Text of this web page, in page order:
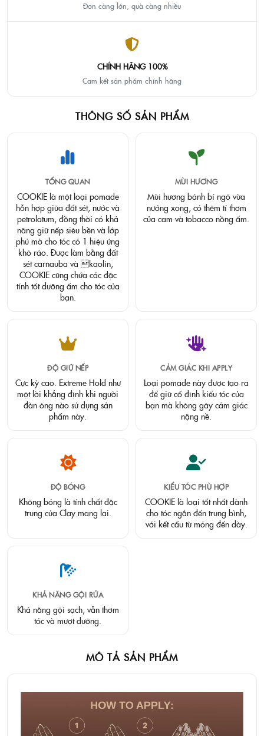
Đơn càng lớn, quà càng nhiều
CHÍNH HÃNG 100%
Cam kết sản phẩm chính hãng
THÔNG SỐ SẢN PHẨM
TỔNG QUAN
COOKIE là một loại pomade
hỗn hợp giữa đất sét, nước và
petrolatum, đồng thời có khả
năng giữ nếp siêu bền và lớp
phủ mờ cho tóc có 1 hiệu ứng
khô ráo. Được làm bằng đất
sét carnauba và kaolin,
COOKIE cũng chứa các đặc
tính tốt dưỡng ẩm cho tóc của
bạn.
MÙI HƯƠNG
Mùi hương bánh bí ngô vừa
nướng xong, có thêm tí thơm
của cam và tobacco nồng ấm.
ĐỘ GIỮ NẾP
Cực kỳ cao. Extreme Hold như
một lời khẳng định khi người
đàn ông nào sử dụng sản
phẩm này.
CẢM GIÁC KHI APPLY
Loại pomade này được tạo ra
để giữ cố định kiểu tóc của
bạn mà không gây cảm giác
nặng nề.
ĐỘ BÓNG
Không bóng là tính chất đặc
trung của Clay mang lại.
KIỂU TÓC PHÙ HỢP
COOKIE là loại tốt nhất dành
cho tóc ngắn đến trung bình,
với kết cấu từ mỏng đến dày.
KHẢ NĂNG GỘI RỬA
Khả năng gội sạch, vẫn thơm
tóc và mượt dưỡng.
MÔ TẢ SẢN PHẨM